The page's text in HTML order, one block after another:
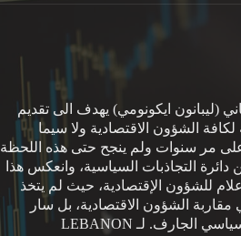
(ليبانون ايكونومي) يهدف الى تقديم
الشؤون الاقتصادية ولا سيما
على مر سنوات ولم ينجح حتى هذه اللحظة
التجاذبات السياسية، وانعكس هذا
للشؤون الإقتصادية، حيث لم يتخذ
الشؤون الاقتصادية، بل سار
والاقتصاد في التيار السياسي الجارف. لـ LEBANON